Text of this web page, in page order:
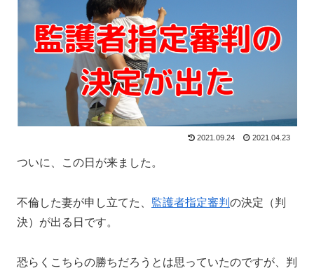
2021.09.24 2021.04.23
ついに、この日が来ました。
不倫した妻が申し立てた、 監護者指定審判 の決定（判
決）が出る日です。
恐らくこちらの勝ちだろうとは思っていたのですが、判